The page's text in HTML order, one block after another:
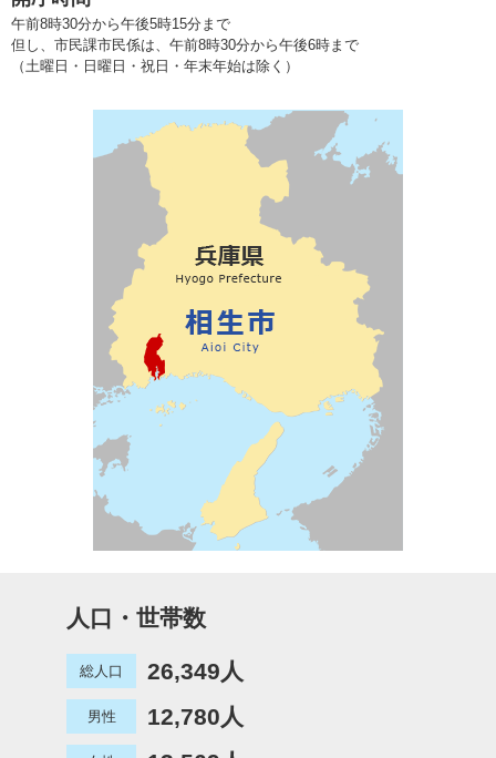
午前8時30分から午後5時15分まで
但し、市民課市民係は、午前8時30分から午後6時まで
（土曜日・日曜日・祝日・年末年始は除く）
人口・世帯数
総人口 26,349人
男性 12,780人